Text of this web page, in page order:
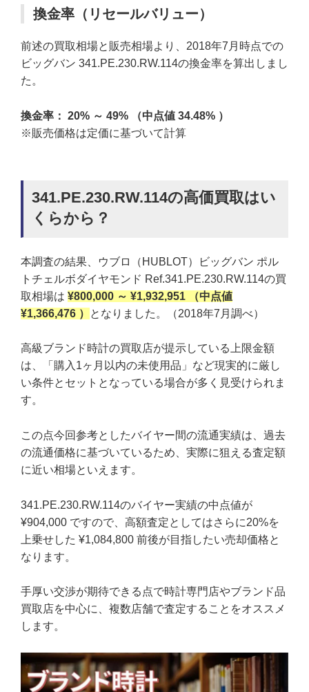
換金率（リセールバリュー）
前述の買取相場と販売相場より、2018年7月時点での
ビッグバン 341.PE.230.RW.114の換金率を算出しまし
た。
換金率： 20% ～ 49% （中点値 34.48% ）
※販売価格は定価に基づいて計算
341.PE.230.RW.114の高価買取はい
くらから？
本調査の結果、ウブロ（HUBLOT）ビッグバン ポル
トチェルボダイヤモンド Ref.341.PE.230.RW.114の買
取相場は ¥800,000 ～ ¥1,932,951 （中点値
¥1,366,476 ）
となりました。（2018年7月調べ）
高級ブランド時計の買取店が提示している上限金額
は、「購入1ヶ月以内の未使用品」など現実的に厳し
い条件とセットとなっている場合が多く見受けられま
す。
この点今回参考としたバイヤー間の流通実績は、過去
の流通価格に基づいているため、実際に狙える査定額
に近い相場といえます。
341.PE.230.RW.114のバイヤー実績の中点値が
¥904,000 ですので、高額査定としてはさらに20%を
上乗せした ¥1,084,800 前後が目指したい売却価格と
なります。
手厚い交渉が期待できる点で時計専門店やブランド品
買取店を中心に、複数店舗で査定することをオススメ
します。